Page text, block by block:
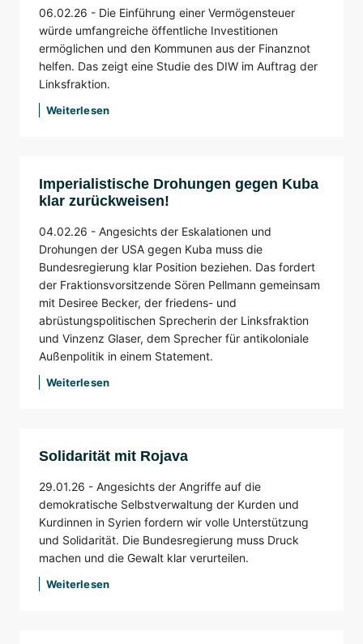
06.02.26 - Die Einführung einer Vermögensteuer
würde umfangreiche öffentliche Investitionen
ermöglichen und den Kommunen aus der Finanznot
helfen. Das zeigt eine Studie des DIW im Auftrag der
Linksfraktion.
Weiterlesen
Imperialistische Drohungen gegen Kuba
klar zurückweisen!
04.02.26 - Angesichts der Eskalationen und
Drohungen der USA gegen Kuba muss die
Bundesregierung klar Position beziehen. Das fordert
der Fraktionsvorsitzende Sören Pellmann gemeinsam
mit Desiree Becker, der friedens- und
abrüstungspolitischen Sprecherin der Linksfraktion
und Vinzenz Glaser, dem Sprecher für antikoloniale
Außenpolitik in einem Statement.
Weiterlesen
Solidarität mit Rojava
29.01.26 - Angesichts der Angriffe auf die
demokratische Selbstverwaltung der Kurden und
Kurdinnen in Syrien fordern wir volle Unterstützung
und Solidarität. Die Bundesregierung muss Druck
machen und die Gewalt klar verurteilen.
Weiterlesen